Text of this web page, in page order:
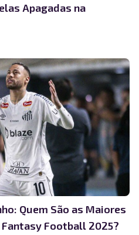
Apagadas na
Quem São as Maiores
Football 2025?